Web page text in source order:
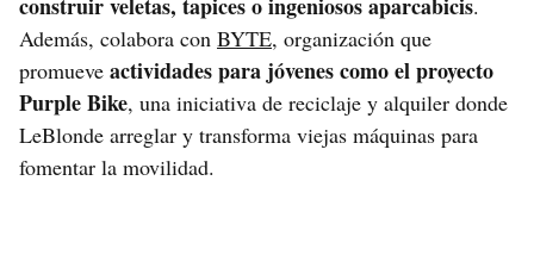
Además, colabora con BYTE, organización que
promueve actividades para jóvenes como el proyecto
Purple Bike, una iniciativa de reciclaje y alquiler donde
LeBlonde arreglar y transforma viejas máquinas para
fomentar la movilidad.